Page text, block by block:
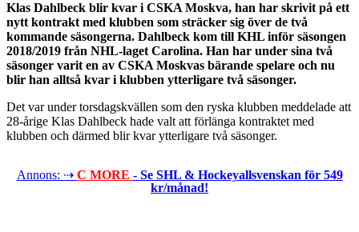
Klas Dahlbeck blir kvar i CSKA Moskva, han har skrivit på ett
nytt kontrakt med klubben som sträcker sig över de två
kommande säsongerna. Dahlbeck kom till KHL inför säsongen
2018/2019 från NHL-laget Carolina. Han har under sina två
säsonger varit en av CSKA Moskvas bärande spelare och nu
blir han alltså kvar i klubben ytterligare två säsonger.
Det var under torsdagskvällen som den ryska klubben meddelade att
28-årige Klas Dahlbeck hade valt att förlänga kontraktet med
klubben och därmed blir kvar ytterligare två säsonger.
Annons: ⇢ C MORE - Se SHL & Hockeyallsvenskan för 549
kr/månad!